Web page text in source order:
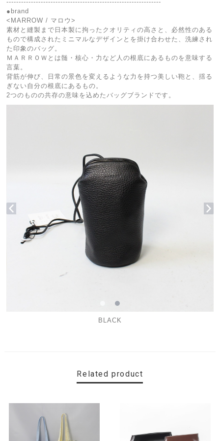
---------------------------------------------------------------
●brand
<MARROW / マロウ>
素材と縫製まで日本製に拘ったクオリティの高さと、必然性のある
もので構成されたミニマルなデザインとを掛け合わせた、洗練され
た印象のバッグ。
ＭＡＲＲＯＷとは髄・核心・力など人の根底にあるものを意味する
言葉。
背筋が伸び、日常の景色を変えるような力を持つ美しい鞄と、揺る
ぎない自分の根底にあるもの。
2つのものの共存の意味を込めたバッグブランドです。
BLACK
Related product